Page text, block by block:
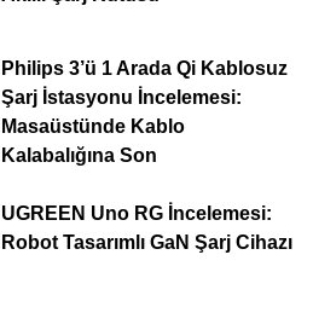
Philips 3’ü 1 Arada Qi Kablosuz
Şarj İstasyonu İncelemesi:
Masaüstünde Kablo
Kalabalığına Son
UGREEN Uno RG İncelemesi:
Robot Tasarımlı GaN Şarj Cihazı